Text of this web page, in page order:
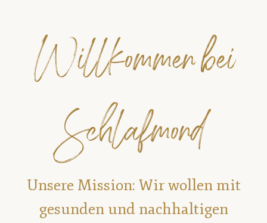
Willkommen bei
Schlafmond
Unsere Mission: Wir wollen mit
gesunden und nachhaltigen